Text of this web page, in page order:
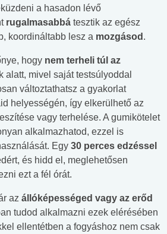
a hasadon lévő
rugalmasabbá tesztik az egész
koordináltabb lesz a mozgásod .
hogy nem terheli túl az
alatt, mivel saját testsúlyoddal
változtathatsz a gyakorlat
helyességén, így elkerülhető az
vagy terhelése. A gumikötelet
alkalmazhatod, ezzel is
Egy 30 perces edzéssel
és hidd el, meglehetősen
ezt a fél órát.
az állóképességed vagy az erőd
tudod alkalmazni ezek elérésében
ellentétben a fogyáshoz nem csak